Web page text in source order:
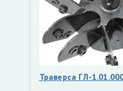
Траверса ГЛ-